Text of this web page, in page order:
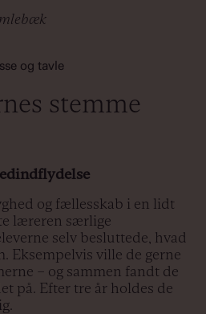
stemme
og fællesskab i en lidt
læreren særlige
selv besluttede, hvad
Eksempelvis ville de gerne
– og sammen fandt de
på. Efter tre år holdes de